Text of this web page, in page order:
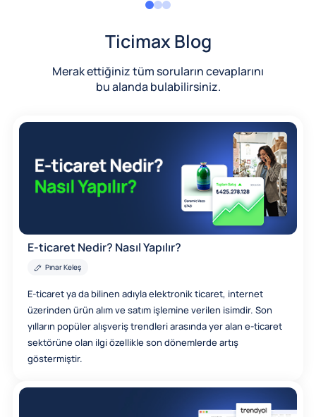
Ticimax Blog
Merak ettiğiniz tüm soruların cevaplarını
bu alanda bulabilirsiniz.
E-ticaret Nedir? Nasıl Yapılır?
Pınar Keleş
E-ticaret ya da bilinen adıyla elektronik ticaret, internet
üzerinden ürün alım ve satım işlemine verilen isimdir. Son
yılların popüler alışveriş trendleri arasında yer alan e-ticaret
sektörüne olan ilgi özellikle son dönemlerde artış
göstermiştir.